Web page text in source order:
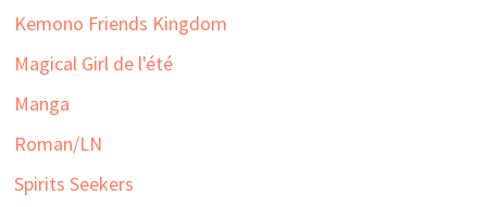
Kemono Friends Kingdom
Magical Girl de l'été
Manga
Roman/LN
Spirits Seekers